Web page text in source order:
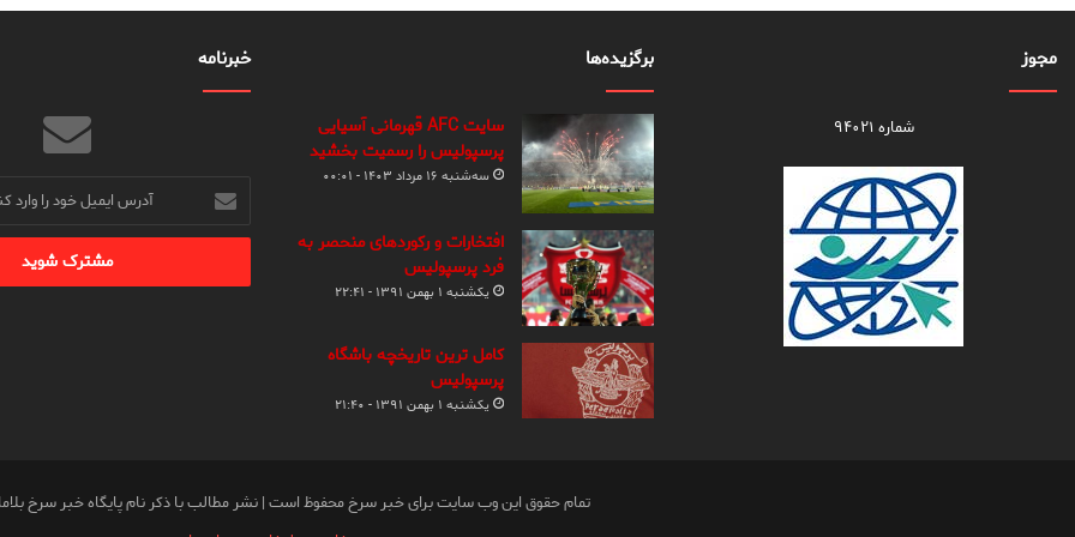
مجوز
شماره ۹۴۰۲۱
برگزیده‌ها
سایت AFC قهرمانی آسیایی
پرسپولیس را رسمیت بخشید
سه‌شنبه ۱۶ مرداد ۱۴۰۳ - ۰۰:۰۱
افتخارات و رکوردهای منحصر به
فرد پرسپولیس
یکشنبه ۱ بهمن ۱۳۹۱ - ۲۲:۴۱
کامل ترین تاریخچه باشگاه
پرسپولیس
یکشنبه ۱ بهمن ۱۳۹۱ - ۲۱:۴۰
خبرنامه
آدرس
ایمیل
خود
وارد
تمام حقوق این وب سایت برای خبر سرخ محفوظ است | نشر مطالب با ذکر نام پایگاه خبر سرخ